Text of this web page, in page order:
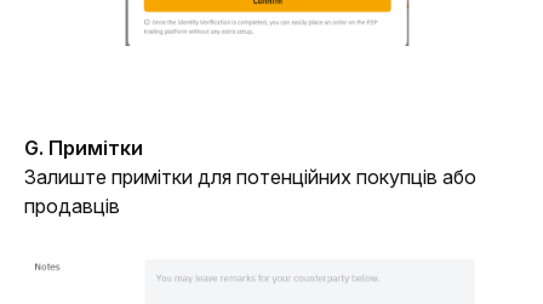
G. Примітки
Залиште примітки для потенційних покупців або
продавців